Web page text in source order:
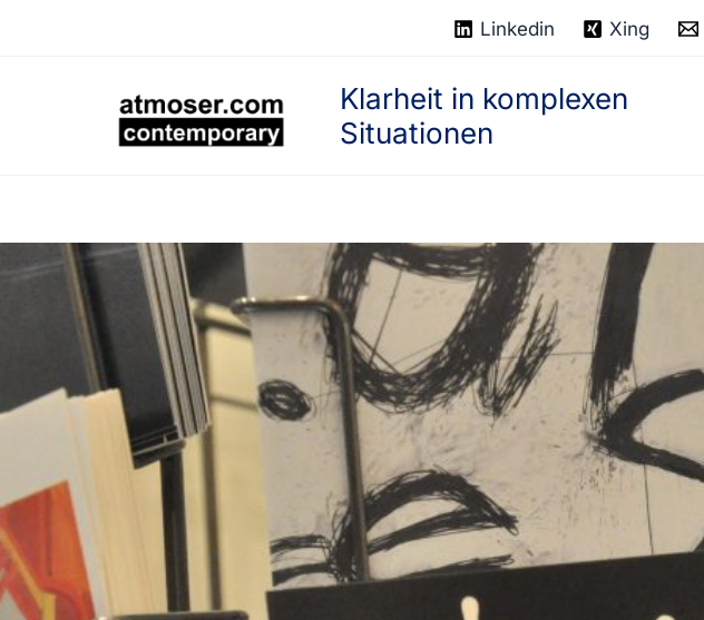
Linkedin Xing
Klarheit in komplexen
Situationen